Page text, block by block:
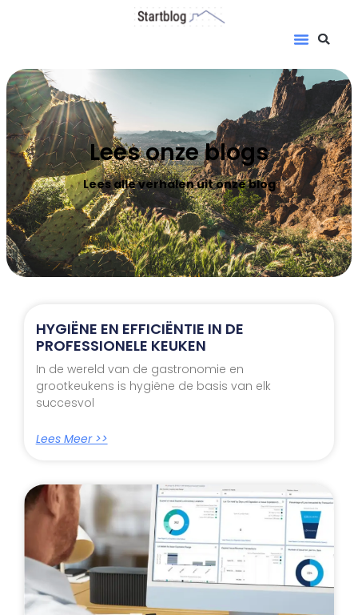
Lees onze blogs
Lees alle verhalen uit onze blog
HYGIËNE EN EFFICIËNTIE IN DE
PROFESSIONELE KEUKEN
In de wereld van de gastronomie en
grootkeukens is hygiëne de basis van elk
succesvol
Lees Meer >>